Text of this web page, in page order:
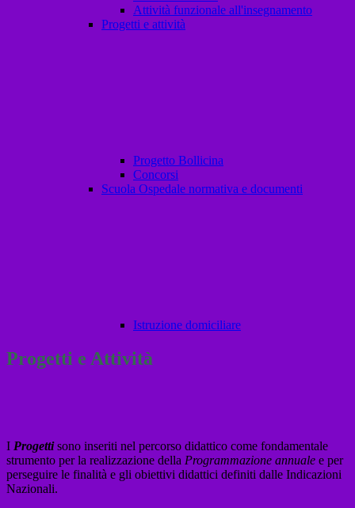
Attività funzionale all'insegnamento
Progetti e attività
Progetto Bollicina
Concorsi
Scuola Ospedale normativa e documenti
Istruzione domiciliare
Progetti e Attività
I Progettisono inseriti nel percorso didattico come fondamentale
strumento per la realizzazione della Programmazione annuale e per
perseguire le finalità e gli obiettivi didattici definiti dalle Indicazioni
Nazionali.